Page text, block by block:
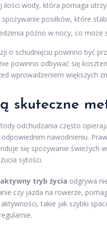
ilości wody, która pomaga
spożywanie posiłków, które
późno w nocy, co może
o schudnięciu powinno być
nie powinno odbywać się
wprowadzeniem większych
skuteczne
odchudzania często
nawodnieniu.
się spożywanie świeżych
sytości.
aktywny tryb życia odgrywa
czy jazda na rowerze,
takie jak szybki